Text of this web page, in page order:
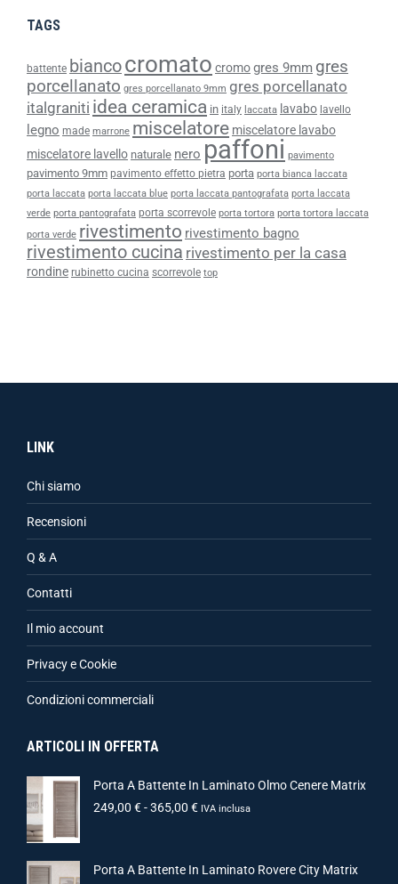
TAGS
battente biancocromato cromogres 9mm gres
porcellanato gres porcellanato 9mm gres porcellanato
italgraniti idea ceramica in italy laccata lavabo lavello
legno made marrone miscelatore miscelatore lavabo
miscelatore lavello naturale nero paffoni pavimento
pavimento 9mm pavimento effetto pietra porta porta bianca laccata
porta laccata porta laccata blue porta laccata pantografata porta laccata
verde porta pantografata porta scorrevole porta tortora porta tortora laccata
porta verde rivestimento rivestimento bagno
rivestimento cucina rivestimento per la casa
rondine rubinetto cucina scorrevole top
LINK
Chi siamo
Recensioni
Q & A
Contatti
Il mio account
Privacy e Cookie
Condizioni commerciali
ARTICOLI IN OFFERTA
Porta A Battente In Laminato Olmo Cenere Matrix
249,00 €-365,00 € IVA inclusa
Porta A Battente In Laminato Rovere City Matrix